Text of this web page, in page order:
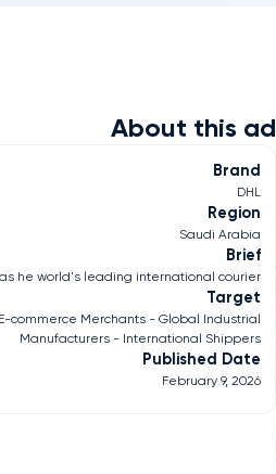
About this ad
Brand
DHL
Region
Saudi Arabia
Brief
as he world's leading international courier
Target
commerce Merchants - Global Industrial
Manufacturers - International Shippers
Published Date
February 9, 2026